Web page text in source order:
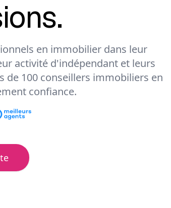
en immobilier dans leur
activité d'indépendant et leurs
de 100 conseillers immobiliers en
confiance.